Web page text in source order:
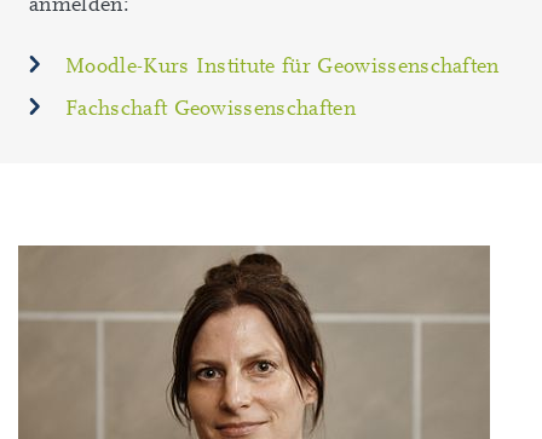
Moodle-Kurs Institute für Geowissenschaften
Fachschaft Geowissenschaften